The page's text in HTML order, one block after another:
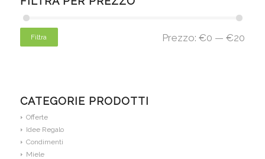
Filtra Prezzo:€0 —€20
CATEGORIE PRODOTTI
Offerte
Idee Regalo
Condimenti
Miele